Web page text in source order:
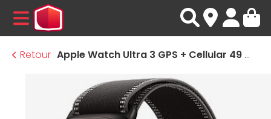
MENU
Retour
Apple Watch Ultra 3 GPS + Cellular 49 mm Titane Noir Boucle Trail Noir/Charbon S/M